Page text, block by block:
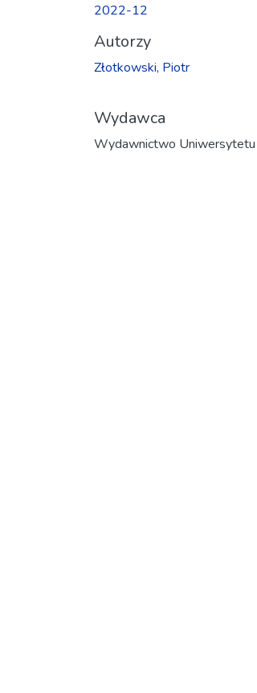
2022-12
Autorzy
Złotkowski, Piotr
Wydawca
Wydawnictwo